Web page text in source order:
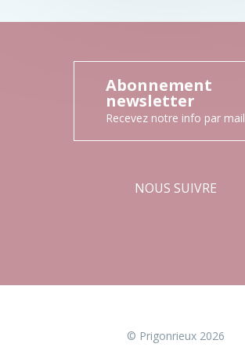
Abonnement
newsletter
Recevez notre info par mail
NOUS SUIVRE
© Prigonrieux 2026